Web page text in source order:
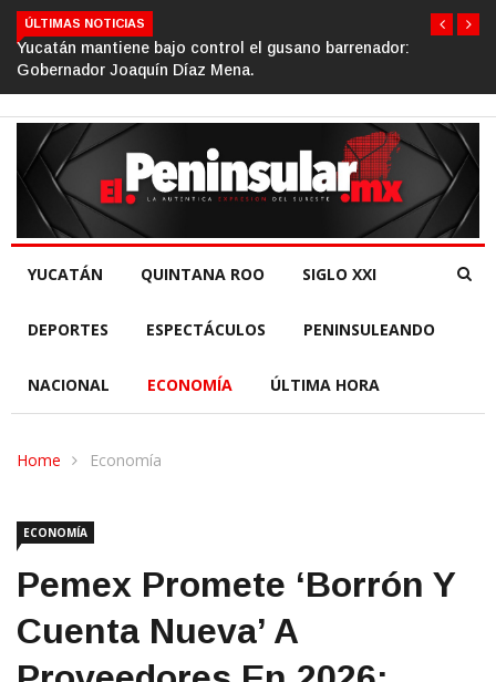
ÚLTIMAS NOTICIAS
Gino Segura impulsa el turismo comunitario desde el Senado
de la República.
YUCATÁN QUINTANA ROO SIGLO XXI
DEPORTES ESPECTÁCULOS PENINSULEANDO
NACIONAL ECONOMÍA ÚLTIMA HORA
Home Economía
ECONOMÍA
Pemex Promete ‘borrón Y
Cuenta Nueva’ A